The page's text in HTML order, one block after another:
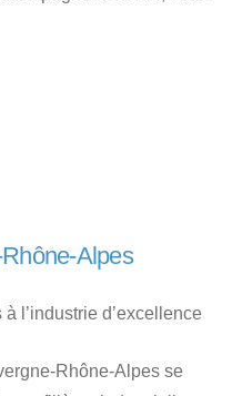
Alpes
l’industrie d’excellence
Rhône-Alpes se